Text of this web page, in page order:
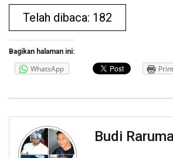
Telah dibaca: 182
Bagikan halaman ini:
WhatsApp Print
Budi